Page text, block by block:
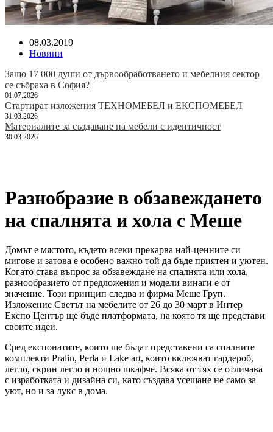
08.03.2019
Новини
Защо 17 000 души от дървообработването и мебелния сектор
се събраха в София?
01.07.2026
Стартират изложения ТЕХНОМЕБЕЛ и ЕКСПОМЕБЕЛ
31.03.2026
Материалите за създаване на мебели с идентичност
30.03.2026
Разнобразие в обзавеждането
на спалнята и хола с Меше
Домът е мястото, където всеки прекарва най-ценните си
мигове и затова е особено важно той да бъде приятен и уютен.
Когато става въпрос за обзавеждане на спалнята или хола,
разнообразието от предложения и модели винаги е от
значение. Този принцип следва и фирма Меше Груп.
Изложение Светът на мебелите от 26 до 30 март в Интер
Експо Център ще бъде платформата, на която тя ще представи
своите идеи.
Сред експонатите, които ще бъдат представени са спалните
комплекти Pralin, Perla и Lake art, които включват гардероб,
легло, скрин легло и нощно шкафче. Всяка от тях се отличава
с изработката и дизайна си, като създава усещане не само за
уют, но и за лукс в дома.